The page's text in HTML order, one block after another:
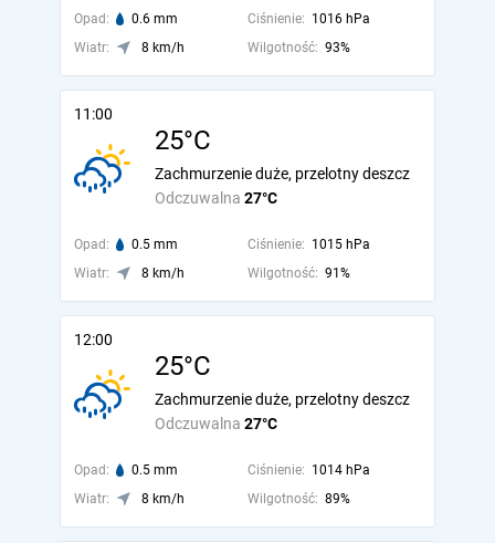
Opad: 0.6 mm Ciśnienie: 1016 hPa
Wiatr:
8 km/h Wilgotność: 93%
11:00
25°C
Odczuwalna 27°C
Zachmurzenie duże, przelotny deszcz
Opad: 0.5 mm Ciśnienie: 1015 hPa
Wiatr:
8 km/h Wilgotność: 91%
12:00
25°C
Odczuwalna 27°C
Zachmurzenie duże, przelotny deszcz
Opad: 0.5 mm Ciśnienie: 1014 hPa
Wiatr:
8 km/h Wilgotność: 89%